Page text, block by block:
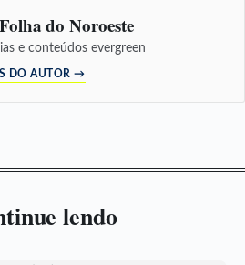
do Noroeste
e conteúdos evergreen
DO AUTOR →
lendo